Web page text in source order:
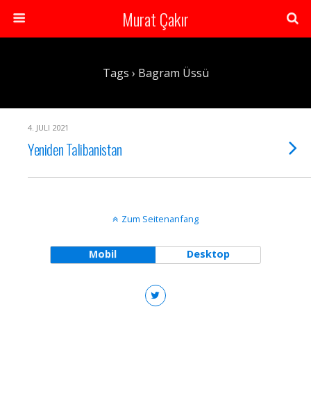
Murat Çakır
Tags › Bagram Üssü
4. JULI 2021
Yeniden Talibanistan
Zum Seitenanfang
Mobil Desktop